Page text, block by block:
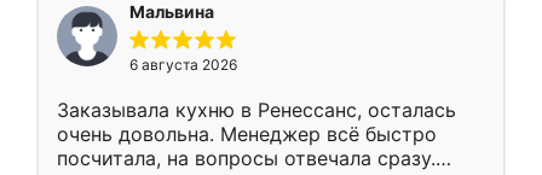
Мальвина
6 августа 2026
Заказывала кухню в Ренессанс, осталась
очень довольна. Менеджер всё быстро
посчитала, на вопросы отвечала сразу.